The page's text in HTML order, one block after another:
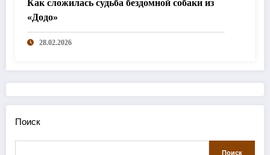
Как сложилась судьба бездомной собаки из
«Додо»
28.02.2026
Поиск
Поиск